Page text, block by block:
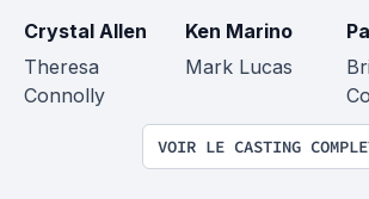
Crystal Allen
Theresa
Connolly
Ken Marino
Mark Lucas
VOIR LE CASTING